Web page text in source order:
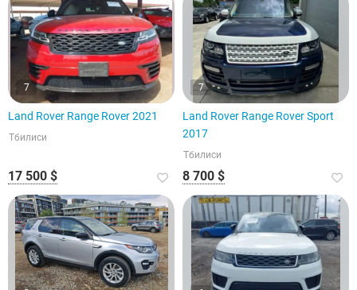
7
Land Rover Range Rover 2021
Тбилиси
17 500 $
7
Land Rover Range Rover Sport
2017
Тбилиси
8 700 $